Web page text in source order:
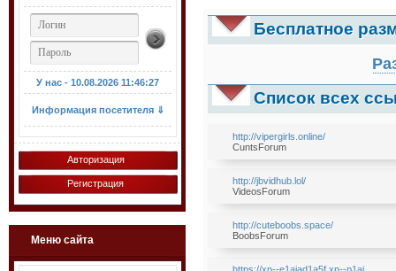
У нас - 10.08.202611:46:29
Информация посетителя ⇓
Авторизация
Регистрация
Меню сайта
Бесплатное
Список всех
http://vipergirls.online/
CuntsForum
http://jbvidhub.lol/
VideosForum
http://cuteboobs.space/
BoobsForum